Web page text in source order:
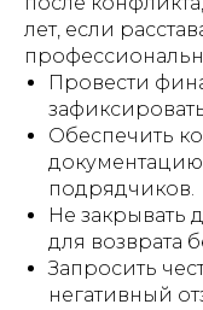
лет, если
Провести
Обеспечить
подрядчиков.
Не закрывать
для возврата
Запросить
негативный